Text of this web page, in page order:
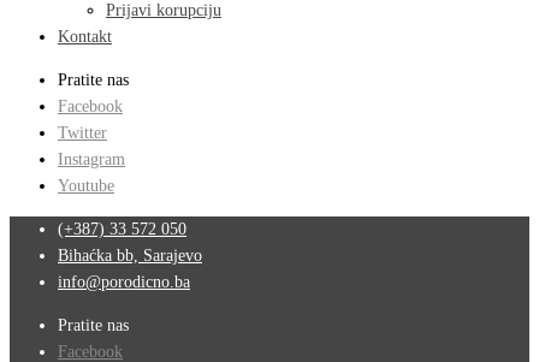
Prijavi korupciju
Kontakt
Pratite nas
Facebook
Twitter
Instagram
Youtube
(+387) 33 572 050
Bihaćka bb, Sarajevo
info@porodicno.ba
Pratite nas
Facebook